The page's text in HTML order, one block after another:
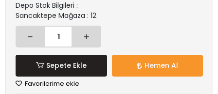
Depo Stok Bilgileri :
Sancaktepe Mağaza : 12
Sepete Ekle Hemen Al
Favorilerime ekle